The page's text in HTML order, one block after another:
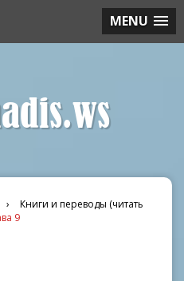
MENU
›
Книги и переводы (читать
9